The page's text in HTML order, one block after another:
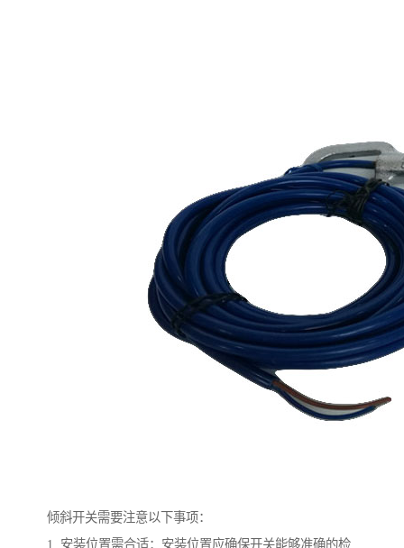
倾斜开关需要注意以下事项：
1. 安装位置需合适：安装位置应确保开关能够准确的检